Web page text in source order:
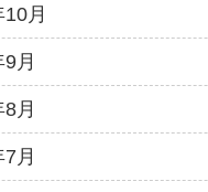
月
月
月
月